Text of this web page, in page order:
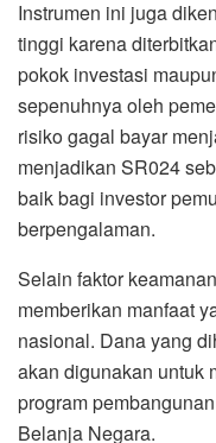
Instrumen ini juga
tinggi karena
pokok investasi
sepenuhnya oleh
risiko gagal bayar
menjadikan SR024
baik bagi investor
berpengalaman.
Selain faktor
memberikan manfaat
nasional. Dana yang
akan digunakan untuk
program
Belanja Negara.